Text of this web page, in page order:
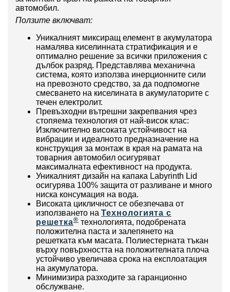
автомобил.
Ползите включват:
Уникалният миксиращ елемент в акумулатора
намалява киселинната стратификация и е
оптимално решение за всички приложения с
дълбок разряд. Представлява механична
система, която използва инерционните сили
на превозното средство, за да подпомогне
смесването на киселината в акумулаторите с
течен електролит.
Превъзходни вътрешни закрепвания чрез
стопяема технология от най-висок клас:
Изключително високата устойчивост на
вибрации и идеалното предназначение на
конструкция за монтаж в края на рамата на
товарния автомобил осигуряват
максималната ефективност на продукта.
Уникалният дизайн на капака Labyrinth Lid
осигурява 100% защита от разливане и много
ниска консумация на вода.
Високата цикличност се обезпечава от
използването на Технологията с
решетка® технологията, подобрената
положителна паста и залепянето на
решетката към масата. Полиестерната тъкан
върху повърхността на положителната плоча
устойчиво увеличава срока на експлоатация
на акумулатора.
Минимизира разходите за гаранционно
обслужване.